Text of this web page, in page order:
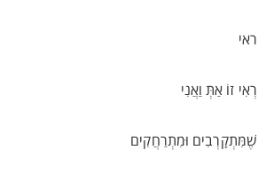
ראי
רְאִי זוֹ אַתְּ וַאֲנִי
שֶׁמִּתְקָרְבִים וּמִתְרַחֲקִים